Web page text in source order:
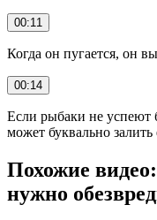
00:11
Когда он пугается, он
00:14
Если рыбаки не успеют
может буквально залить
Похожие
нужно